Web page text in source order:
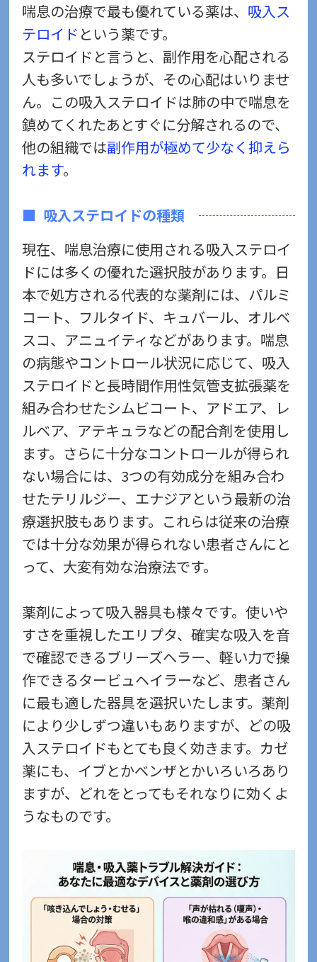
喘息の治療で最も優れている薬は、 吸入ス
テロイド という薬です。
ステロイドと言うと、副作用を心配される
人も多いでしょうが、その心配はいりませ
ん。この吸入ステロイドは肺の中で喘息を
鎮めてくれたあとすぐに分解されるので、
他の組織では副作用が極めて少なく抑えら
れます。
吸入ステロイドの種類
現在、喘息治療に使用される吸入ステロイ
ドには多くの優れた選択肢があります。日
本で処方される代表的な薬剤には、パルミ
コート、フルタイド、キュバール、オルベ
スコ、アニュイティなどがあります。喘息
の病態やコントロール状況に応じて、吸入
ステロイドと長時間作用性気管支拡張薬を
組み合わせたシムビコート、アドエア、レ
ルベア、アテキュラなどの配合剤を使用し
ます。さらに十分なコントロールが得られ
ない場合には、3つの有効成分を組み合わ
せたテリルジー、エナジアという最新の治
療選択肢もあります。これらは従来の治療
では十分な効果が得られない患者さんにと
って、大変有効な治療法です。
薬剤によって吸入器具も様々です。使いや
すさを重視したエリプタ、確実な吸入を音
で確認できるブリーズヘラー、軽い力で操
作できるタービュヘイラーなど、患者さん
に最も適した器具を選択いたします。薬剤
により少しずつ違いもありますが、どの吸
入ステロイドもとても良く効きます。カゼ
薬にも、イブとかベンザとかいろいろあり
ますが、どれをとってもそれなりに効くよ
うなものです。